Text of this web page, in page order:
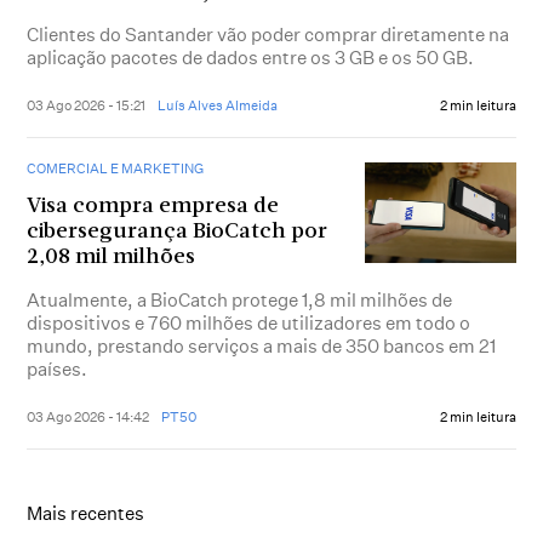
Clientes do Santander vão poder comprar diretamente na
aplicação pacotes de dados entre os 3 GB e os 50 GB.
03 Ago 2026 - 15:21 Luís Alves Almeida 2 min leitura
COMERCIAL E MARKETING
Visa compra empresa de
cibersegurança BioCatch por
2,08 mil milhões
Atualmente, a BioCatch protege 1,8 mil milhões de
dispositivos e 760 milhões de utilizadores em todo o
mundo, prestando serviços a mais de 350 bancos em 21
países.
03 Ago 2026 - 14:42 PT50 2 min leitura
Mais recentes